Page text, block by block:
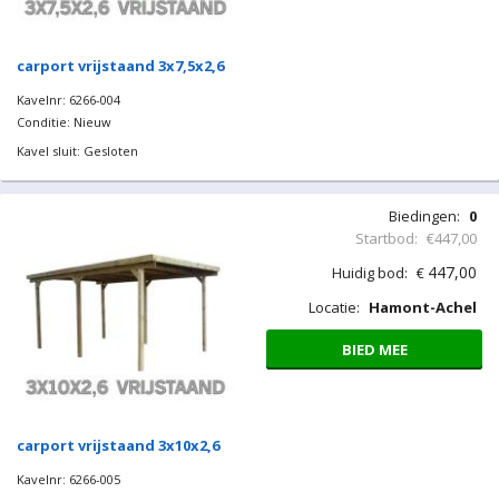
carport vrijstaand 3x7,5x2,6
Kavelnr: 6266-004
Conditie: Nieuw
Kavel sluit: Gesloten
carport vrijstaand 3x10x2,6
Kavelnr: 6266-005
Biedingen: 0
Startbod: €447,00
Huidig bod: € 447,00
Locatie: Hamont-Achel
BIED MEE